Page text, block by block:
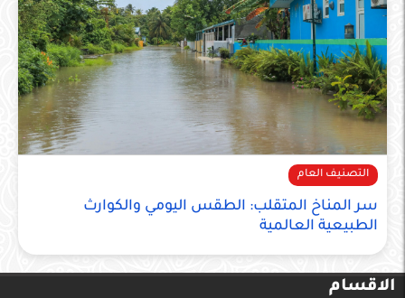
التصنيف العام
سر المناخ المتقلب: الطقس اليومي والكوارث
الطبيعية العالمية
الاقسام